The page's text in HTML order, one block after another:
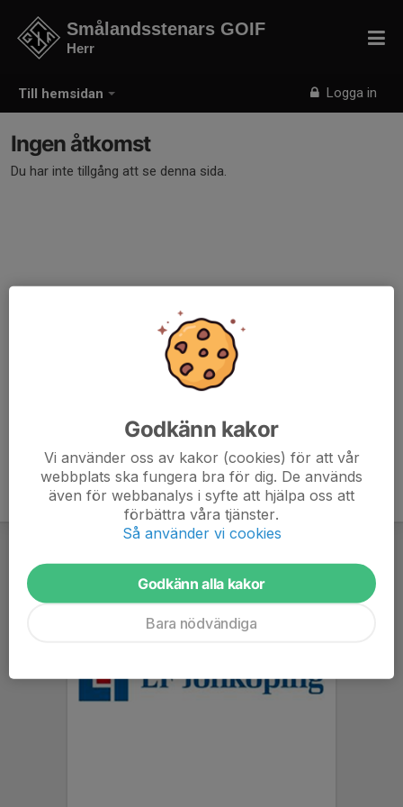
Till hemsidan Logga in
Smålandsstenars GOIF
Herr
Ingen åtkomst
Du har inte tillgång att se denna sida.
Godkänn kakor
Vi använder oss av kakor (cookies) för att vår
webbplats ska fungera bra för dig. De används
även för webbanalys i syfte att hjälpa oss att
förbättra våra tjänster.
Så använder vi cookies
Godkänn alla kakor
Bara nödvändiga